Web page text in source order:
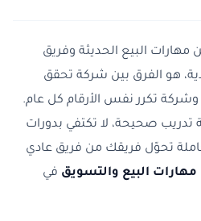
مهارات البيع الحديثة وفريق
هو الفرق بين شركة تحقق
وشركة تكرر نفس الأرقام كل عام.
تدريب صحيحة، لا تكتفي بدورات
تحوّل فريقك من فريق عادي
مهارات البيع والتسويق في